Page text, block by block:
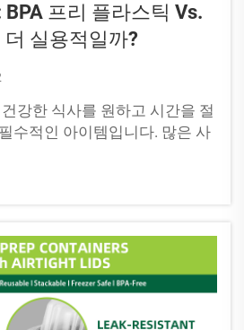
프리 플라스틱 Vs.
실용적일까?
강한 식사를 원하고 시간을 절
수적인 아이템입니다. 많은 사
해 이 용기를 사용하여 바쁜
한 식사를 할 수 있도록 합니
용기와 유리 용기 중 어떤 것